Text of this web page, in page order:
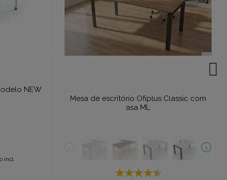
NEW
incl.
Mesa de escritório Ofiplus Classic com
asa ML